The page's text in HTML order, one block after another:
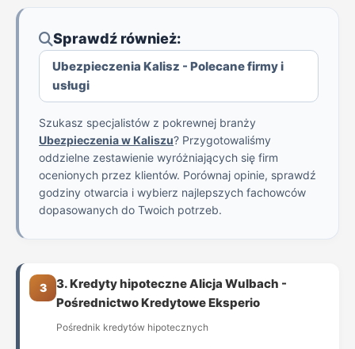
Sprawdź również:
Ubezpieczenia Kalisz - Polecane firmy i
usługi
Szukasz specjalistów z pokrewnej branży
Ubezpieczenia w Kaliszu? Przygotowaliśmy
oddzielne zestawienie wyróżniających się firm
ocenionych przez klientów. Porównaj opinie, sprawdź
godziny otwarcia i wybierz najlepszych fachowców
dopasowanych do Twoich potrzeb.
3
3. Kredyty hipoteczne Alicja Wulbach -
Pośrednictwo Kredytowe Eksperio
Pośrednik kredytów hipotecznych